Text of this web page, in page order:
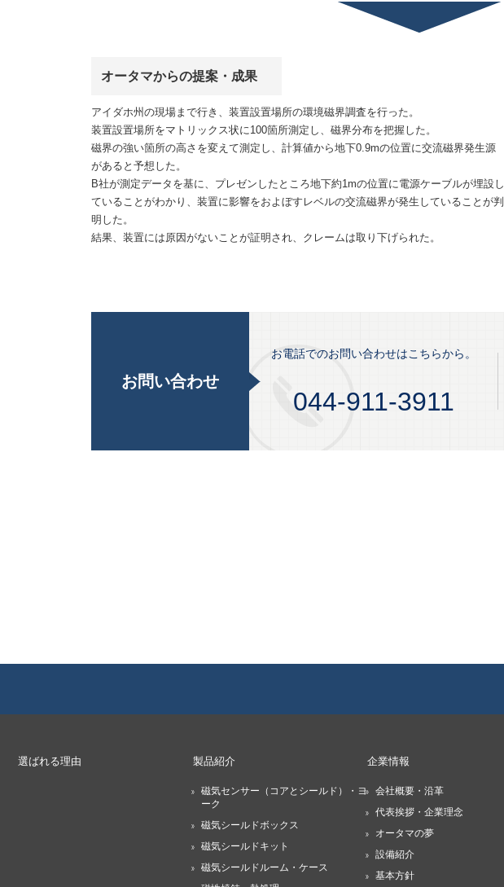
オータマからの提案・成果
アイダホ州の現場まで行き、装置設置場所の環境磁界調査を行った。
装置設置場所をマトリックス状に100箇所測定し、磁界分布を把握した。
磁界の強い箇所の高さを変えて測定し、計算値から地下0.9mの位置に交流磁界発生源
があると予想した。
B社が測定データを基に、プレゼンしたところ地下約1mの位置に電源ケーブルが埋設し
ていることがわかり、装置に影響をおよぼすレベルの交流磁界が発生していることが判
明した。
結果、装置には原因がないことが証明され、クレームは取り下げられた。
お問い合わせ
お電話でのお問い合わせはこちらから。
044-911-3911
選ばれる理由 製品紹介
磁気センサー（コアとシールド）・ヨ
ーク
磁気シールドボックス
磁気シールドキット
磁気シールドルーム・ケース
企業情報
会社概要・沿革
代表挨拶・企業理念
オータマの夢
設備紹介
基本方針